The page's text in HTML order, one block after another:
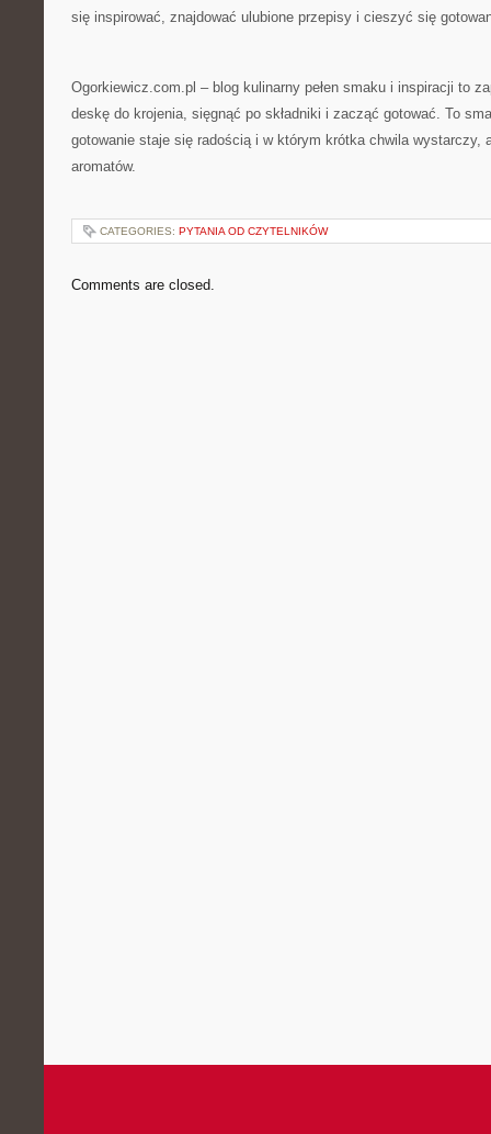
się inspirować, znajdować ulubione przepisy i cieszyć się
Ogorkiewicz.com.pl – blog kulinarny pełen smaku i inspiracji to
deskę do krojenia, sięgnąć po składniki i zacząć gotować. To
gotowanie staje się radością i w którym krótka chwila wystarczy,
aromatów.
CATEGORIES: PYTANIA OD CZYTELNIKÓW
Comments are closed.